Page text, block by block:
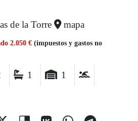
de la Torre mapa
2.050 € (impuestos y gastos no
1 1